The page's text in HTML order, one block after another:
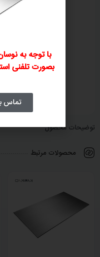
ثبت سفارش تلفنی
توضیحات محصول
محصولات مرتبط
با توجه به
بصورت تلفنی
تماس